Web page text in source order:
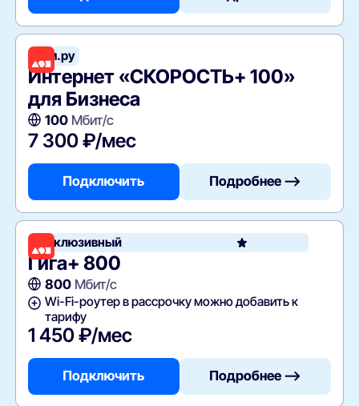
Дом.ру
Интернет «СКОРОСТЬ+ 100»
для Бизнеса
100Мбит/с
7 300 ₽/мес
Подключить Подробнее —>
Эксклюзивный
Гига+ 800
800Мбит/с
Wi-Fi-роутер в рассрочку можно добавить к
тарифу
1 450 ₽/мес
Подключить Подробнее —>